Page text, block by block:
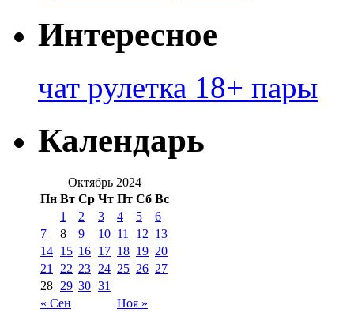
Интересное
чат рулетка 18+ пары
Календарь
Октябрь 2024
Пн Вт Ср Чт Пт Сб Вс
« Сен Ноя »
1 2 3 4 5
6
7
8 9 10 11 12 13
14 15 16 17 18 19 20
21
22 23 24 25 26 27
28 29 30 31